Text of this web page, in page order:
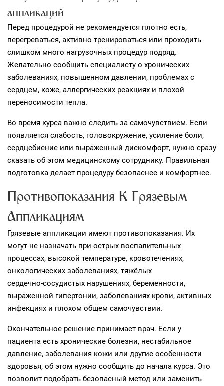
аппликаций
Перед процедурой не рекомендуется плотно есть,
перегреваться, активно тренироваться или проходить
слишком много нагрузочных процедур подряд.
Желательно сообщить специалисту о хронических
заболеваниях, повышенном давлении, проблемах с
сердцем, коже, аллергических реакциях и плохой
переносимости тепла.
Во время курса важно следить за самочувствием. Если
появляется слабость, головокружение, усиление боли,
сердцебиение или выраженный дискомфорт, нужно сразу
сказать об этом медицинскому сотруднику. Правильная
подготовка делает процедуру безопаснее и комфортнее.
Противопоказания К Грязевым
Аппликациям
Грязевые аппликации имеют противопоказания. Их
могут не назначать при острых воспалительных
процессах, высокой температуре, кровотечениях,
онкологических заболеваниях, тяжёлых
сердечно‑сосудистых нарушениях, беременности,
выраженной гипертонии, заболеваниях крови, активных
инфекциях и плохом общем самочувствии.
Окончательное решение принимает врач. Если у
пациента есть хронические болезни, нестабильное
давление, заболевания кожи или другие особенности
здоровья, об этом нужно сообщить до начала курса. Это
позволит подобрать безопасный метод или заменить